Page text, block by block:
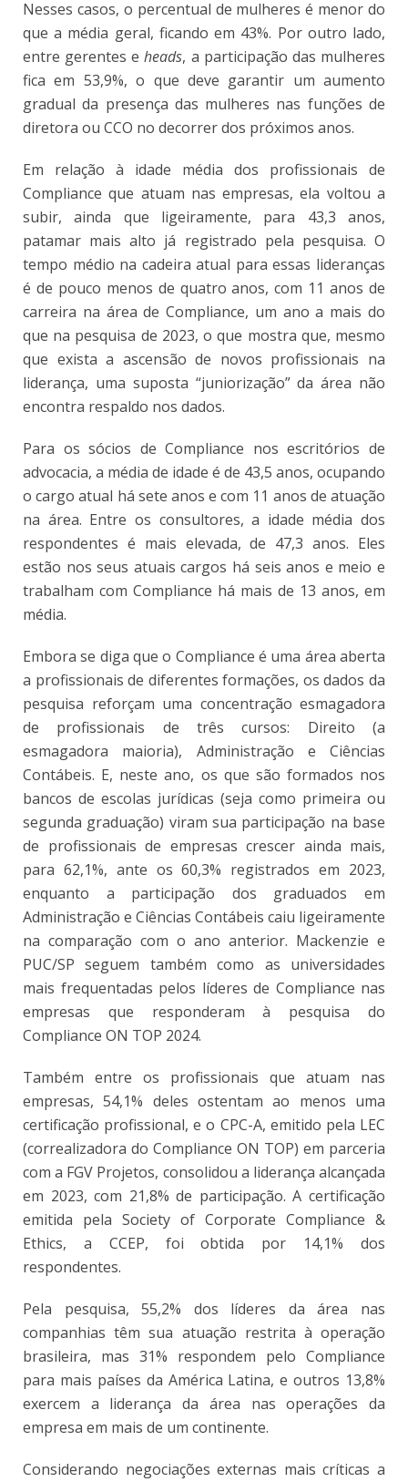
Nesses casos, o percentual de mulheres é menor do
que a média geral, ficando em 43%. Por outro lado,
entre gerentes eheads, a participação das mulheres
fica em 53,9%, o que deve garantir um aumento
gradual da presença das mulheres nas funções de
diretora ou CCO no decorrer dos próximos anos.
Em relação à idade média dos profissionais de
Compliance que atuam nas empresas, ela voltou a
subir, ainda que ligeiramente, para 43,3 anos,
patamar mais alto já registrado pela pesquisa. O
tempo médio na cadeira atual para essas lideranças
é de pouco menos de quatro anos, com 11 anos de
carreira na área de Compliance, um ano a mais do
que na pesquisa de 2023, o que mostra que, mesmo
que exista a ascensão de novos profissionais na
liderança, uma suposta “juniorização” da área não
encontra respaldo nos dados.
Para os sócios de Compliance nos escritórios de
advocacia, a média de idade é de 43,5 anos, ocupando
o cargo atual há sete anos e com 11 anos de atuação
na área. Entre os consultores, a idade média dos
respondentes é mais elevada, de 47,3 anos. Eles
estão nos seus atuais cargos há seis anos e meio e
trabalham com Compliance há mais de 13 anos, em
média.
Embora se diga que o Compliance é uma área aberta
a profissionais de diferentes formações, os dados da
pesquisa reforçam uma concentração esmagadora
de profissionais de três cursos: Direito (a
esmagadora maioria), Administração e Ciências
Contábeis. E, neste ano, os que são formados nos
bancos de escolas jurídicas (seja como primeira ou
segunda graduação) viram sua participação na base
de profissionais de empresas crescer ainda mais,
para 62,1%, ante os 60,3% registrados em 2023,
enquanto a participação dos graduados em
Administração e Ciências Contábeis caiu ligeiramente
na comparação com o ano anterior. Mackenzie e
PUC/SP seguem também como as universidades
mais frequentadas pelos líderes de Compliance nas
empresas que responderam à pesquisa do
Compliance ON TOP 2024.
Também entre os profissionais que atuam nas
empresas, 54,1% deles ostentam ao menos uma
certificação profissional, e o CPC-A, emitido pela LEC
(correalizadora do Compliance ON TOP) em parceria
com a FGV Projetos, consolidou a liderança alcançada
em 2023, com 21,8% de participação. A certificação
emitida pela Society of Corporate Compliance &
Ethics, a CCEP, foi obtida por 14,1% dos
respondentes.
Pela pesquisa, 55,2% dos líderes da área nas
companhias têm sua atuação restrita à operação
brasileira, mas 31% respondem pelo Compliance
para mais países da América Latina, e outros 13,8%
exercem a liderança da área nas operações da
empresa em mais de um continente.
Considerando negociações externas mais críticas a